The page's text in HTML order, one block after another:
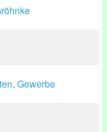
Gewerbe